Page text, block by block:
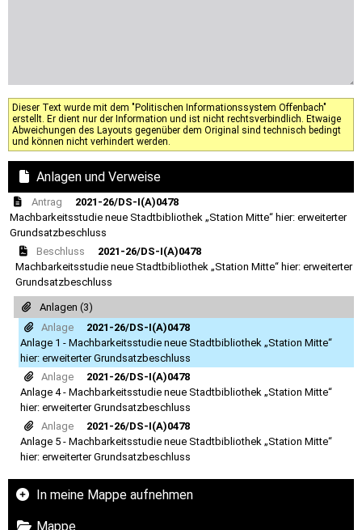
Dieser Text wurde mit dem "Politischen Informationssystem Offenbach"
erstellt. Er dient nur der Information und ist nicht rechtsverbindlich. Etwaige
Abweichungen des Layouts gegenüber dem Original sind technisch bedingt
und können nicht verhindert werden.
Anlagen und Verweise
Antrag
2021-26/DS-I(A)0478
Machbarkeitsstudie neue Stadtbibliothek „Station Mitte“ hier: erweiterter
Grundsatzbeschluss
Beschluss
2021-26/DS-I(A)0478
Machbarkeitsstudie neue Stadtbibliothek „Station Mitte“ hier: erweiterter
Grundsatzbeschluss
Anlagen (3)
Anlage
2021-26/DS-I(A)0478
Anlage 1 - Machbarkeitsstudie neue Stadtbibliothek „Station Mitte“
hier: erweiterter Grundsatzbeschluss
Anlage
2021-26/DS-I(A)0478
Anlage 4 - Machbarkeitsstudie neue Stadtbibliothek „Station Mitte“
hier: erweiterter Grundsatzbeschluss
Anlage
2021-26/DS-I(A)0478
Anlage 5 - Machbarkeitsstudie neue Stadtbibliothek „Station Mitte“
hier: erweiterter Grundsatzbeschluss
In meine Mappe aufnehmen
Mappe